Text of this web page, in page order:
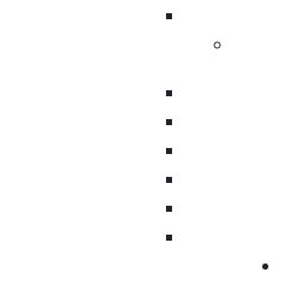
فرزندپروری
آموزش انگلیسی کودک
کتاب‌ کار پیش‌دبستانی
تقویت هوش
فلش کارت
مهارت نوشتن
مهارت خواندن